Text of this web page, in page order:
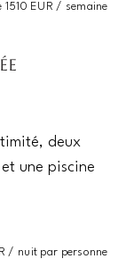
1510 EUR / semaine
deux
une piscine
/ nuit par personne